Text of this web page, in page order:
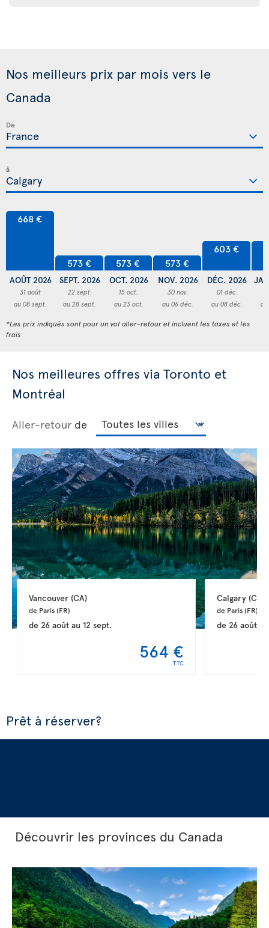
Nos meilleurs prix par mois vers le
Canada
De
à
668 €
AOÛT 2026
31 août
au 08 sept.
573 €
SEPT. 2026
22 sept.
au 28 sept.
573 €
OCT. 2026
15 oct.
au 23 oct.
573 €
NOV. 2026
30 nov.
au 06 déc.
603 €
DÉC. 2026
01 déc.
au 08 déc.
*Les prix indiqués sont pour un vol aller-retour et incluent les taxes et les
frais
Nos meilleures offres via Toronto et
Montréal
Aller-retour de
Vancouver (CA)
de Paris (FR)
de 26 aoûtau 12 sept.
564 €
TTC
Calgary (CA)
de Paris (FR)
de 26 août
Prêt à réserver?
Découvrir les provinces du Canada